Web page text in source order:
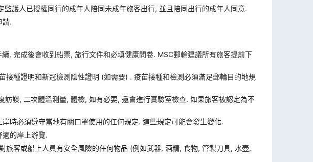
護人已授權同行的成年人陪同未成年旅客出行, 並且陪同出行的成年人同意.
請.
, 完成後會收到船票, 旅行文件和必填健康問卷. MSC郵輪建議所有旅客提前下
種證明和新冠檢測陰性證明 (如需要) . 疫苗接種和檢測必須滿足郵輪目的地規
談, 二次體溫測量, 體檢, 如有必要, 還會進行實驗室檢查. 如果旅客被認定為不
時必須遵守當地有關口罩使用的任何規定. 這些規定可能會發生變化.
的岸上游覽.
客或船上人員有安全風險的任何物品 (例如武器, 酒精, 食物, 管製刀具, 水壺,